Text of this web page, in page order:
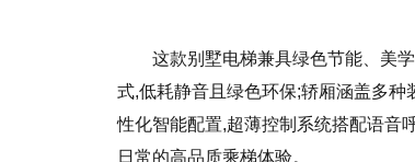
这款别墅电梯兼具绿色节能、美
式,低耗静音且绿色环保;轿厢涵盖多种
性化智能配置,超薄控制系统搭配语音
日常的高品质乘梯体验。